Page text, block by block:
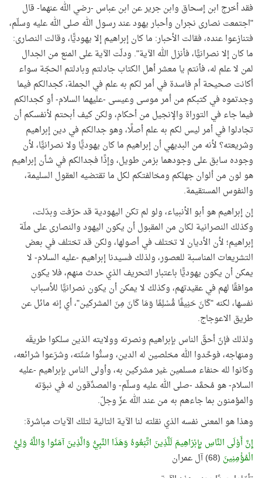
فقد أخرج ابن إسحاق وابن جرير عن ابن عباس -رضي الله عنهما- قال
"اجتمعت نصارى نجران وأحبار يهود عند رسول الله صلى الله عليه وسلّم،
فتنازعوا عنده، فقالت الأحبار: ما كان إبراهيم إلا يهوديًّا، وقالت النصارى:
ما كان إلا نصرانيًّا، فأنزل الله الآية". ودلّت الآية على المنع من الجدال
لمن لا علم له، فأنتم يا معشر أهل الكتاب جادلتم وبادلتم الحجّة سواء
أكانت صحيحة أم فاسدة في أمر لكم به علم في الجملة، كجدالكم فيما
وجدتموه في كتبكم من أمر موسى وعيسى -عليهما السلام- أو كجدالكم
فيما جاء في التوراة والإنجيل من أحكام، ولكن كيف أبحتم لأنفسكم أن
تجادلوا في أمر ليس لكم به علم أصلًا، وهو جدالكم في دين إبراهيم
وشريعته؟ لأنه من البديهي أن إبراهيم ما كان يهوديًّا ولا نصرانيًّا، لأن
وجوده سابق على وجودهما بزمن طويل، وإذًا فجدالكم في شأن إبراهيم
هو لون من ألوان جهلكم ومخالفتكم لكل ما تقتضيه العقول السليمة،
والنفوس المستقيمة.
إن إبراهيم هو أبو الأنبياء، ولو لم تكن اليهودية قد حرّفت وبدّلت،
وكذلك النصرانية لكان من المقبول أن يكون اليهود والنصارى على ملّة
إبراهيم؛ لأن الأديان لا تختلف في أصولها، ولكن قد تختلف في بعض
التشريعات المناسبة للعصور، ولذلك فسيدنا إبراهيم -عليه السلام- لا
يمكن أن يكون يهوديًّا باعتبار التحريف الذي حدث منهم، فلا يكون
موافقًا لهم في عقيدتهم، وكذلك لا يمكن أن يكون نصرانيًّا للأسباب
نفسها، لكنه "كَانَ حَنِيفًا مُّسْلِمًا وَمَا كَانَ مِنَ المشركين"، أي إنه مائل عن
طريق الاعوجاج.
ولذلك فإنّ أحقّ الناس بإبراهيم ونصرته وولايته الذين سلكوا طريقَه
ومنهاجه، فوحَّدوا الله مخلصين له الدين، وسنُّوا سُنّته، وشرَعوا شرائعه،
وكانوا لله حنفاء مسلمين غير مشركين به، وأولى الناس بإبراهيم -عليه
السلام- هو مُحمَّد -صلى الله عليه وسلّم- والمصدِّقون له في نبوّته
والمؤمنون بما جاءهم به من عند الله عزّ وجلّ.
وهذا هو المعنى نفسه الذي نقلته لنا الآية التالية لتلك الآيات مباشرة:
إِنَّ أَوْلَى النَّاسِ بِإِبْرَاهِيمَ لَلَّذِينَ اتَّبَعُوهُ وَهَذَا النَّبِيُّ وَالَّذِينَ آمَنُوا وَاللَّهُ وَلِيُّ
الْمُؤْمِنِينَ (68) آل عمران